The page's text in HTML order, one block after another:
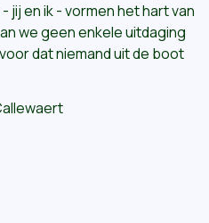
jij en ik - vormen het hart van
we geen enkele uitdaging
dat niemand uit de boot